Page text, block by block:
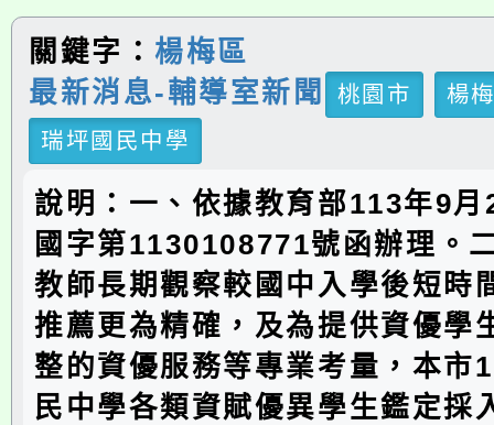
關鍵字： 楊梅區
最新消息-輔導室新聞
桃園市
楊
瑞坪國民中學
說明：一、依據教育部113年9
國字第1130108771號函辦理。
教師長期觀察較國中入學後短時
推薦更為精確，及為提供資優學
整的資優服務等專業考量，本市
民中學各類資賦優異學生鑑定採